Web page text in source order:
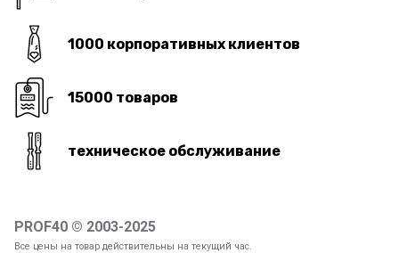
1000 корпоративных клиентов
15000 товаров
техническое обслуживание
PROF40 © 2003-2025
Все цены на товар действительны на текущий час.